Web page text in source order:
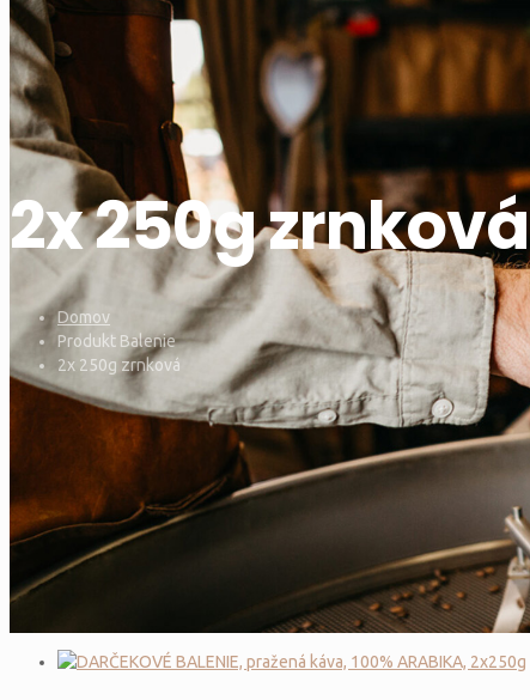
2x 250g zrnková
Domov
Produkt Balenie
2x 250g zrnková